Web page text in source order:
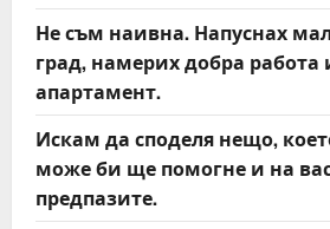
Не съм наивна. Напуснах
град, намерих добра работа
апартамент.
Искам да споделя нещо,
може би ще помогне и на
предпазите.